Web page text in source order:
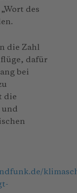
des
die Zahl
dafür
bei
die
und